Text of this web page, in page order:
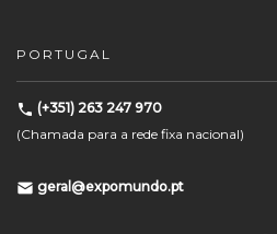
PORTUGAL
(+351) 263 247 970
(Chamada para a rede fixa nacional)
geral@expomundo.pt